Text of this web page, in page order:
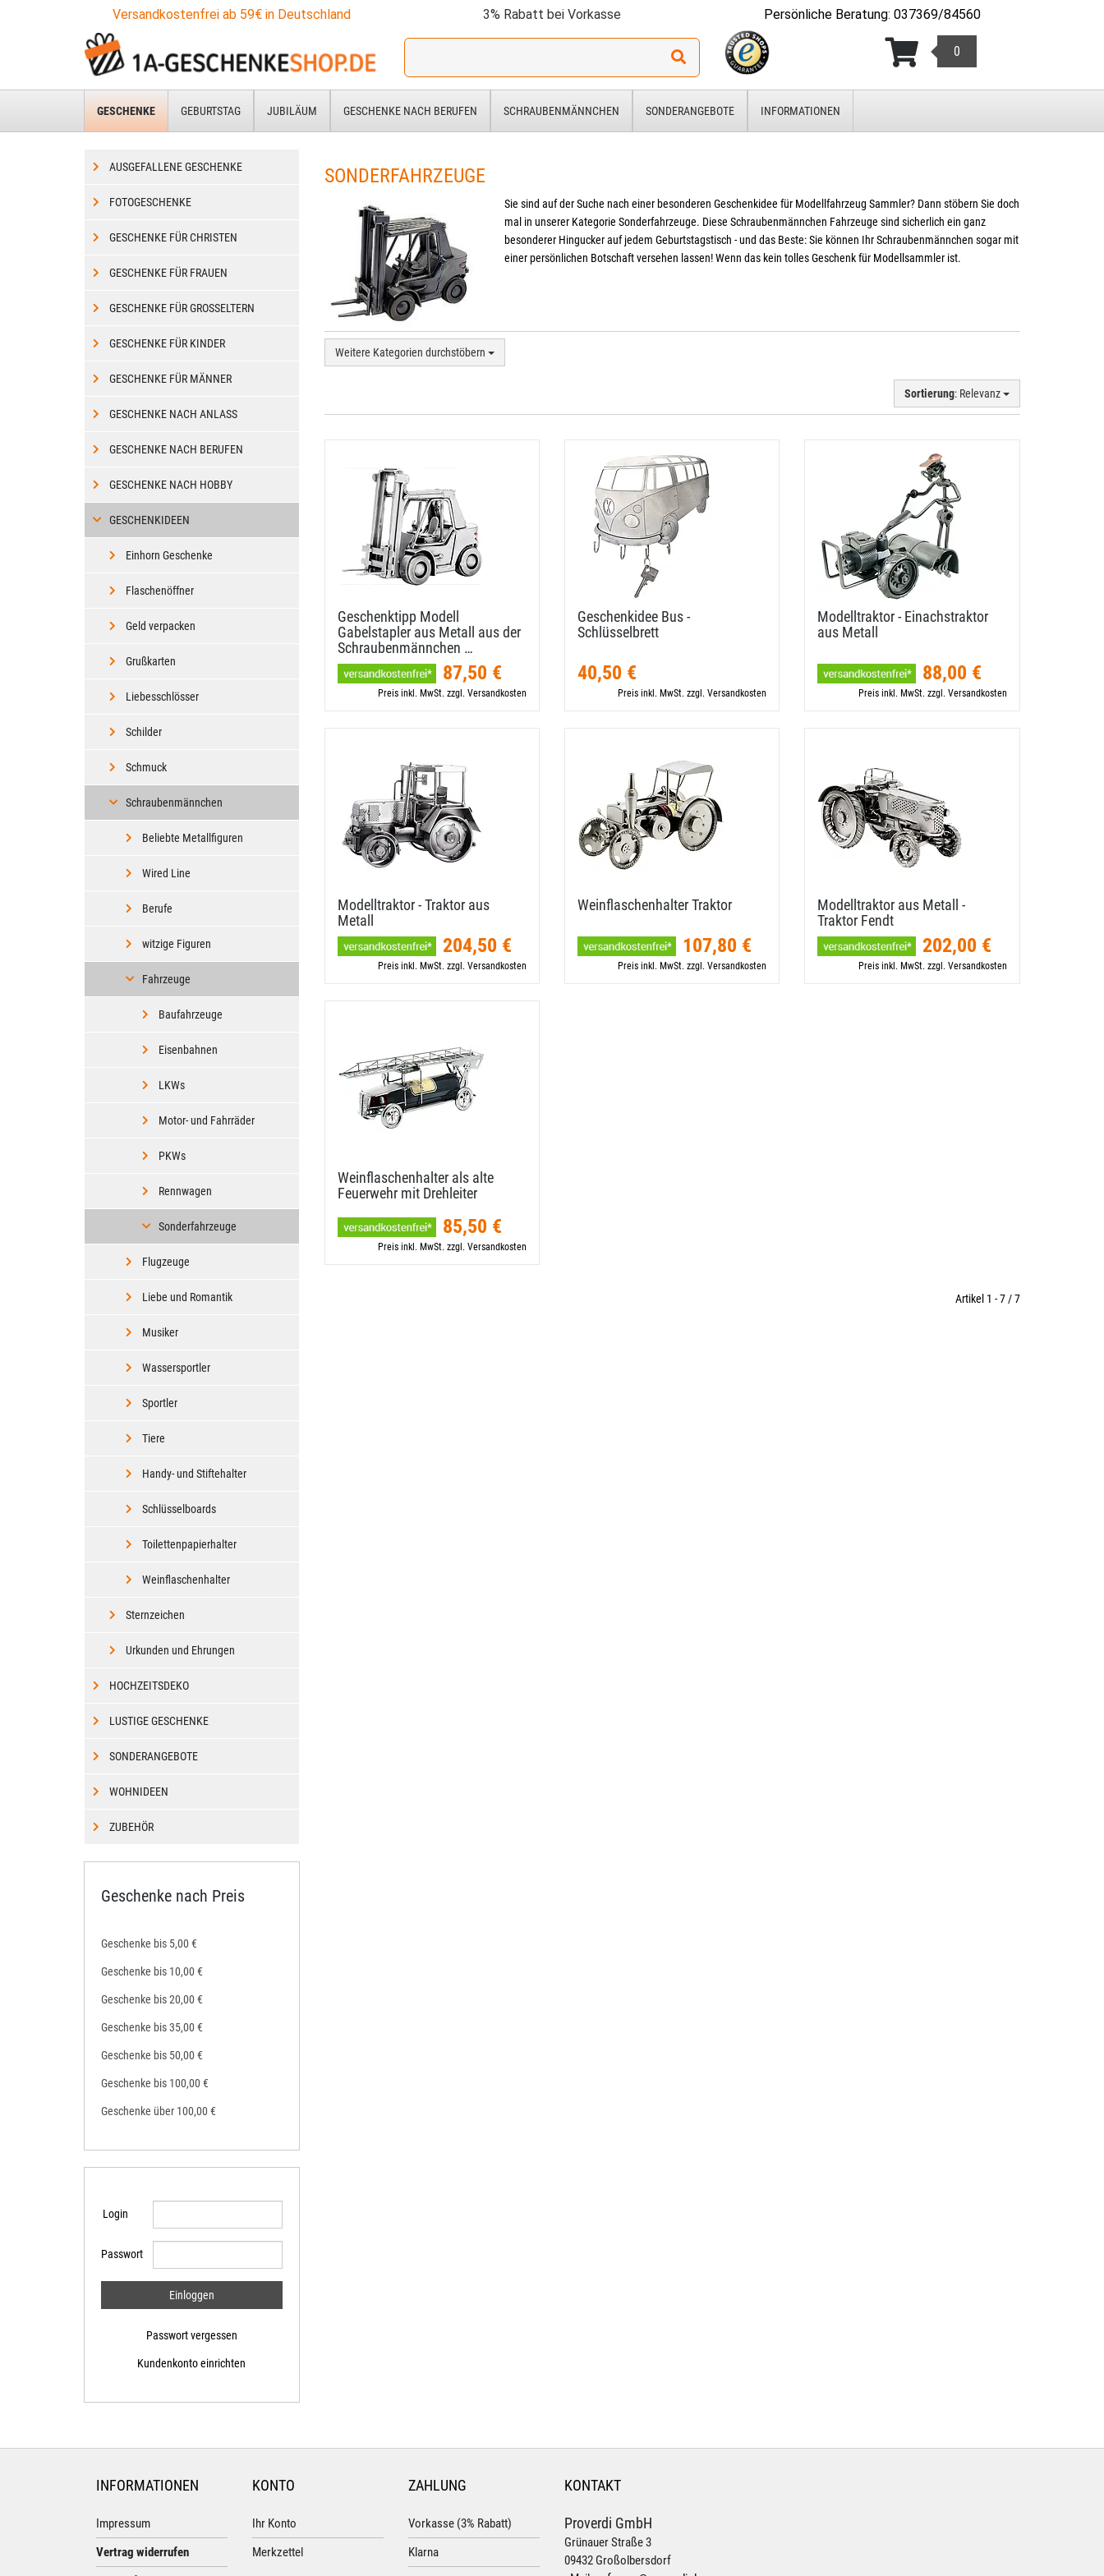
Versandkostenfrei ab 59€ in Deutschland 3% Rabatt bei Vorkasse Persönliche Beratung: 037369/84560
Ich
für:
0
GESCHENKE GEBURTSTAG JUBILÄUM GESCHENKE NACH BERUFEN SCHRAUBENMÄNNCHEN SONDERANGEBOTE INFORMATIONEN
SONDERFAHRZEUGE
Sie sind auf der Suche nach einer besonderen Geschenkidee für Modellfahrzeug Sammler? Dann stöbern Sie doch
mal in unserer Kategorie Sonderfahrzeuge. Diese Schraubenmännchen Fahrzeuge sind sicherlich ein ganz
besonderer Hingucker auf jedem Geburtstagstisch - und das Beste: Sie können Ihr Schraubenmännchen sogar mit
einer persönlichen Botschaft versehen lassen! Wenn das kein tolles Geschenk für Modellsammler ist.
Weitere Kategorien durchstöbern
Sortierung: Relevanz
Geschenktipp Modell
Gabelstapler aus Metall aus der
Schraubenmännchen …
87,50 €
Preis inkl. MwSt. zzgl. Versandkosten
Geschenkidee Bus -
Schlüsselbrett
40,50 €
Preis inkl. MwSt. zzgl. Versandkosten
Modelltraktor - Einachstraktor
aus Metall
88,00 €
Preis inkl. MwSt. zzgl. Versandkosten
Modelltraktor - Traktor aus
Metall
204,50 €
Preis inkl. MwSt. zzgl. Versandkosten
Weinflaschenhalter Traktor
107,80 €
Preis inkl. MwSt. zzgl. Versandkosten
Modelltraktor aus Metall -
Traktor Fendt
202,00 €
Preis inkl. MwSt. zzgl. Versandkosten
Weinflaschenhalter als alte
Feuerwehr mit Drehleiter
85,50 €
Preis inkl. MwSt. zzgl. Versandkosten
Artikel 1 - 7 / 7
AUSGEFALLENE GESCHENKE
FOTOGESCHENKE
GESCHENKE FÜR CHRISTEN
GESCHENKE FÜR FRAUEN
GESCHENKE FÜR GROSSELTERN
GESCHENKE FÜR KINDER
GESCHENKE FÜR MÄNNER
GESCHENKE NACH ANLASS
GESCHENKE NACH BERUFEN
GESCHENKE NACH HOBBY
GESCHENKIDEEN
Einhorn Geschenke
Flaschenöffner
Geld verpacken
Grußkarten
Liebesschlösser
Schilder
Schmuck
Schraubenmännchen
Beliebte Metallfiguren
Wired Line
Berufe
witzige Figuren
Fahrzeuge
Baufahrzeuge
Eisenbahnen
LKWs
Motor- und Fahrräder
PKWs
Rennwagen
Sonderfahrzeuge
Flugzeuge
Liebe und Romantik
Musiker
Wassersportler
Sportler
Tiere
Handy- und Stiftehalter
Schlüsselboards
Toilettenpapierhalter
Weinflaschenhalter
Sternzeichen
Urkunden und Ehrungen
HOCHZEITSDEKO
LUSTIGE GESCHENKE
SONDERANGEBOTE
WOHNIDEEN
ZUBEHÖR
Geschenke nach Preis
Geschenke bis 5,00 €
Geschenke bis 10,00 €
Geschenke bis 20,00 €
Geschenke bis 35,00 €
Geschenke bis 50,00 €
Geschenke bis 100,00 €
Geschenke über 100,00 €
Login
Passwort
Passwort vergessen
Kundenkonto einrichten
INFORMATIONEN
Impressum
Vertrag widerrufen
KONTO
Ihr Konto
Merkzettel
ZAHLUNG
Vorkasse (3% Rabatt)
Klarna
KONTAKT
Proverdi GmbH
Grünauer Straße 3
09432 Großolbersdorf